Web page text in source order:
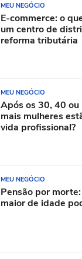
MEU NEGÓCIO
E-commerce: o
um centro de
reforma tributária
MEU NEGÓCIO
Após os 30, 40
mais mulheres
vida profissional?
MEU NEGÓCIO
Pensão por
maior de idade